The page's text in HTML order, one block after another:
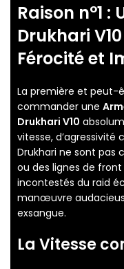
Raison n°1 :
Drukhari
Férocité et
La première et peut-
commander une
Drukhari V10
vitesse, d’agressivité
Drukhari ne sont pas
ou des lignes de
incontestés du raid
manœuvre
exsangue.
La Vitesse